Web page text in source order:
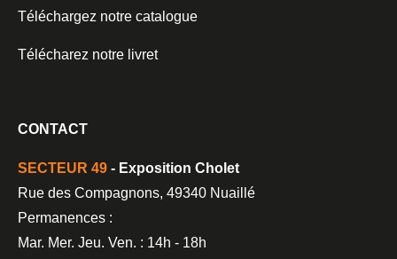
Téléchargez notre catalogue
Télécharez notre livret
CONTACT
SECTEUR 49 - Exposition Cholet
Rue des Compagnons, 49340 Nuaillé
Permanences :
Mar. Mer. Jeu. Ven. : 14h - 18h